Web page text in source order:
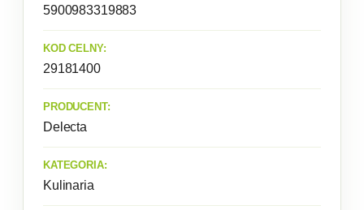
5900983319883
KOD CELNY:
29181400
PRODUCENT:
Delecta
KATEGORIA:
Kulinaria